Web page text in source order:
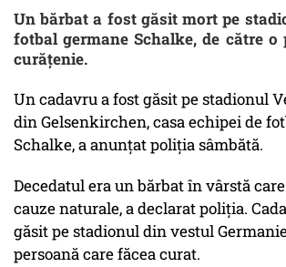
Un bărbat a fost găsit mort pe
fotbal germane Schalke, de către o
curățenie.
Un cadavru a fost găsit pe stadionul
din Gelsenkirchen, casa echipei de
Schalke, a anunțat poliția sâmbătă.
Decedatul era un bărbat în vârstă
cauze naturale, a declarat poliția.
găsit pe stadionul din vestul
persoană care făcea curat.